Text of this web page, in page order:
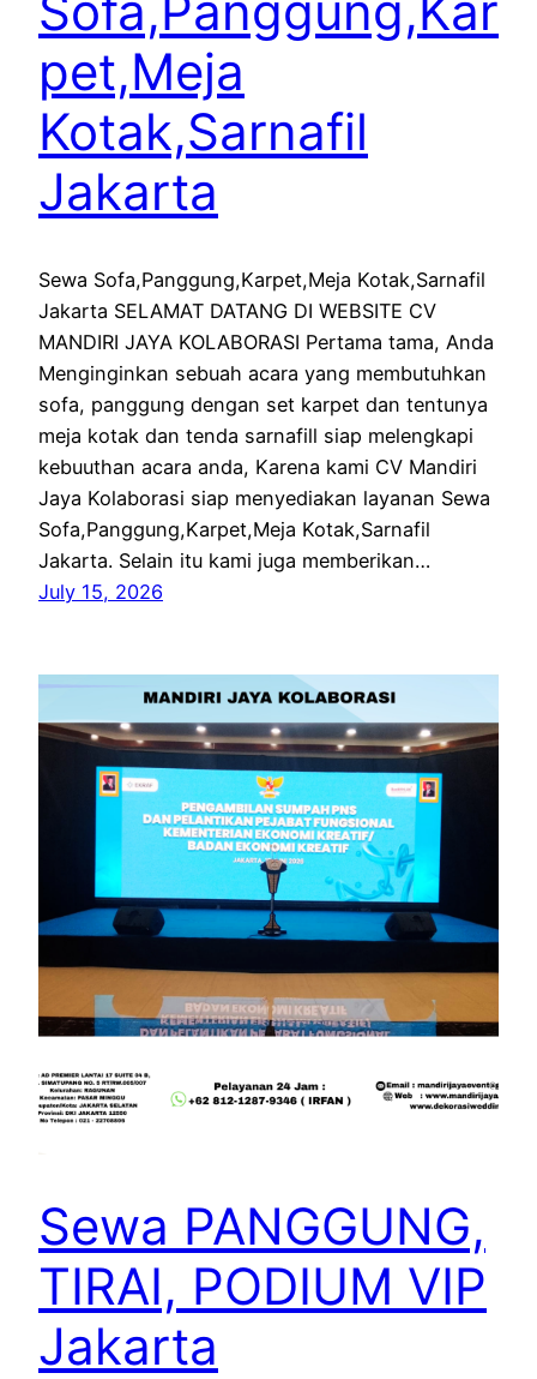
pet,Meja
Kotak,Sarnafil
Jakarta
Sewa Sofa,Panggung,Karpet,Meja Kotak,Sarnafil
Jakarta SELAMAT DATANG DI WEBSITE CV
MANDIRI JAYA KOLABORASI Pertama tama, Anda
Menginginkan sebuah acara yang membutuhkan
sofa, panggung dengan set karpet dan tentunya
meja kotak dan tenda sarnafill siap melengkapi
kebuuthan acara anda, Karena kami CV Mandiri
Jaya Kolaborasi siap menyediakan layanan Sewa
Sofa,Panggung,Karpet,Meja Kotak,Sarnafil
Jakarta. Selain itu kami juga memberikan…
July 15, 2026
Sewa PANGGUNG,
TIRAI, PODIUM VIP
Jakarta